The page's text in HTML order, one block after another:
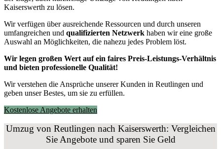
Kaiserswerth zu lösen.
Wir verfügen über ausreichende Ressourcen und durch unseren
umfangreichen und qualifizierten Netzwerk haben wir eine große
Auswahl an Möglichkeiten, die nahezu jedes Problem löst.
Wir legen großen Wert auf ein faires Preis-Leistungs-Verhältnis
und bieten professionelle Qualität!
Wir verstehen die Ansprüche unserer Kunden in Reutlingen und
geben unser Bestes, um sie zu erfüllen.
Kostenlose Angebote erhalten
Umzug von Reutlingen nach Kaiserswerth: Vergleichen
Sie Angebote und sparen Sie Geld